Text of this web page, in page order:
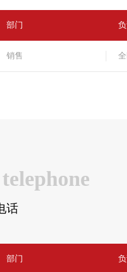
部门
销售
话
部门